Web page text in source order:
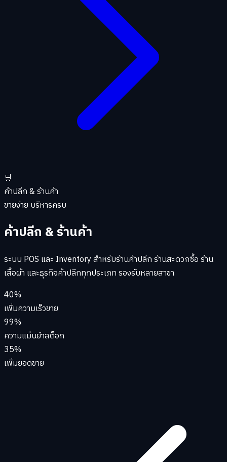
🛒
ค้าปลีก & ร้านค้า
ขายง่าย บริหารครบ
ค้าปลีก & ร้านค้า
ระบบ POS และ Inventory สำหรับร้านค้าปลีก ร้านสะดวกซื้อ ร้าน
เสื้อผ้า และธุรกิจค้าปลีกทุกประเภท รองรับหลายสาขา
40%
เพิ่มความเร็วขาย
99%
ความแม่นยำสต็อก
35%
เพิ่มยอดขาย